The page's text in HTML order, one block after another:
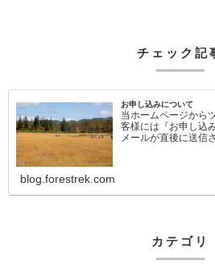
チェック記
お申し込みについて
当ホームページから
客様には『お申し込
メールが直後に送信
blog.forestrek.com
カテゴリ